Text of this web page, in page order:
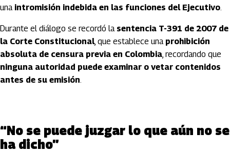
una intromisión indebida en las funciones del Ejecutivo.
Durante el diálogo se recordó la sentencia T-391 de 2007 de
la Corte Constitucional, que establece una prohibición
absoluta de censura previa en Colombia, recordando que
ninguna autoridad puede examinar o vetar contenidos
antes de su emisión.
“No se puede juzgar lo que aún no se
ha dicho”